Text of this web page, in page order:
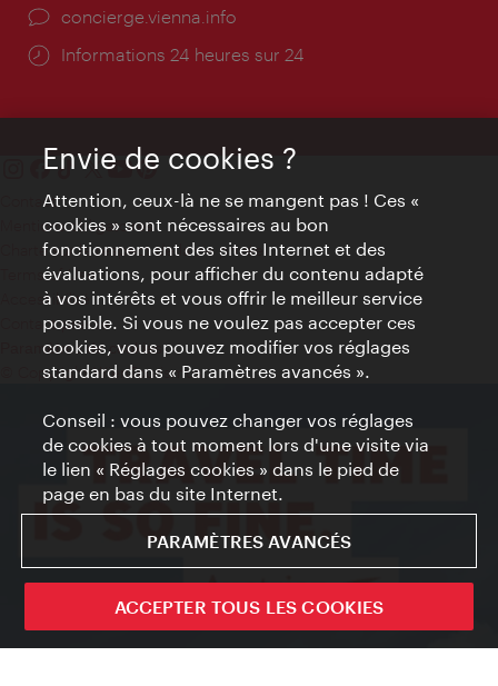
Ort:
concierge.vienna.info
Öffnungszeiten:
Informations 24 heures sur 24
Contact
Mentions obligatoires
Charte sur le respect de la vie privée
Terms of Use
Accessibilité
Contact presse
Paramètres de cookies
© Copyright WienTourismus
Envie de cookies ?
Attention, ceux-là ne se mangent pas ! Ces «
cookies » sont nécessaires au bon
fonctionnement des sites Internet et des
évaluations, pour afficher du contenu adapté
à vos intérêts et vous offrir le meilleur service
possible. Si vous ne voulez pas accepter ces
cookies, vous pouvez modifier vos réglages
standard dans « Paramètres avancés ».
Conseil : vous pouvez changer vos réglages
de cookies à tout moment lors d'une visite via
le lien « Réglages cookies » dans le pied de
page en bas du site Internet.
PARAMÈTRES AVANCÉS
ACCEPTER TOUS LES COOKIES